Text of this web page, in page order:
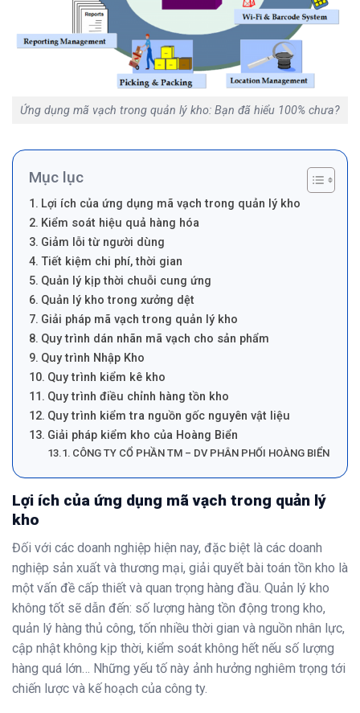
Ứng dụng mã vạch trong quản lý kho: Bạn đã hiểu 100% chưa?
Mục lục
Lợi ích của ứng dụng mã vạch trong quản lý kho
Kiểm soát hiệu quả hàng hóa
Giảm lỗi từ người dùng
Tiết kiệm chi phí, thời gian
Quản lý kịp thời chuỗi cung ứng
Quản lý kho trong xưởng dệt
Giải pháp mã vạch trong quản lý kho
Quy trình dán nhãn mã vạch cho sản phẩm
Quy trình Nhập Kho
Quy trình kiểm kê kho
Quy trình điều chỉnh hàng tồn kho
Quy trình kiểm tra nguồn gốc nguyên vật liệu
Giải pháp kiểm kho của Hoàng Biển
CÔNG TY CỔ PHẦN TM – DV PHÂN PHỐI HOÀNG BIỂN
Lợi ích của ứng dụng mã vạch trong quản lý
kho
Đối với các doanh nghiệp hiện nay, đặc biệt là các doanh
nghiệp sản xuất và thương mại, giải quyết bài toán tồn kho là
một vấn đề cấp thiết và quan trọng hàng đầu. Quản lý kho
không tốt sẽ dẫn đến: số lượng hàng tồn động trong kho,
quản lý hàng thủ công, tốn nhiều thời gian và nguồn nhân lực,
cập nhật không kịp thời, kiểm soát không hết nếu số lượng
hàng quá lớn… Những yếu tố này ảnh hưởng nghiêm trọng tới
chiến lược và kế hoạch của công ty.